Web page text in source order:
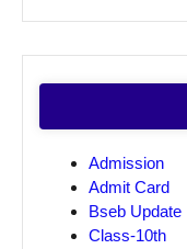
Admission
Admit Card
Bseb Update
Class-10th